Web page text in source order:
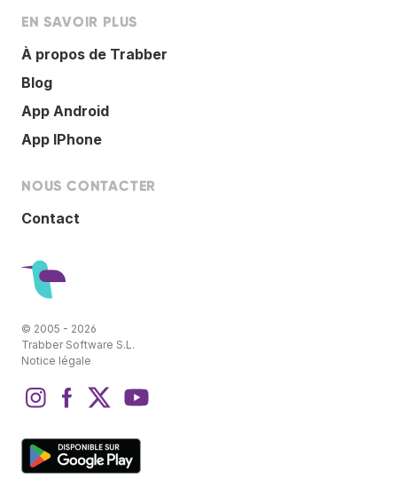
EN SAVOIR PLUS
À propos de Trabber
Blog
App Android
App IPhone
NOUS CONTACTER
Contact
© 2005 - 2026
Trabber Software S.L.
Notice légale